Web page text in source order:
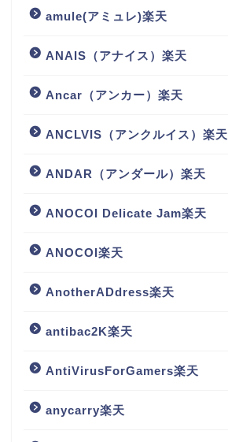
amule(アミュレ)楽天
ANAIS（アナイス）楽天
Ancar（アンカー）楽天
ANCLVIS（アンクルイス）楽天
ANDAR（アンダール）楽天
ANOCOI Delicate Jam楽天
ANOCOI楽天
AnotherADdress楽天
antibac2K楽天
AntiVirusForGamers楽天
anycarry楽天